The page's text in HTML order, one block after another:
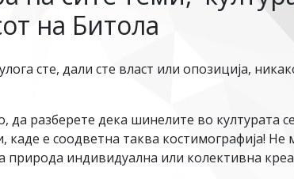
на Битола
сте, дали сте власт или опозиција,
да разберете дека шинелите во културата
е соодветна таква костимографија!
природа индивидуална или колективна